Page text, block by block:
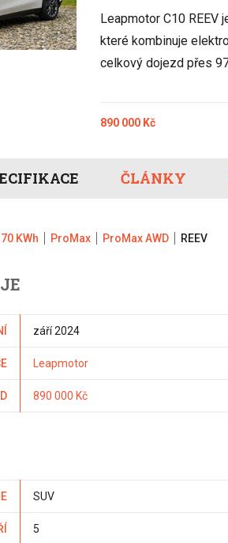
Hyundai
Kia
Lexus
Mercedes-Benz
Ostatní
Leapmotor C10 REEV
které kombinuje
celkový dojezd přes
890 000 Kč
ČLÁNKY
KWh ProMax ProMax AWD REEV
září 2024
Leapmotor
890 000 Kč
SUV
5